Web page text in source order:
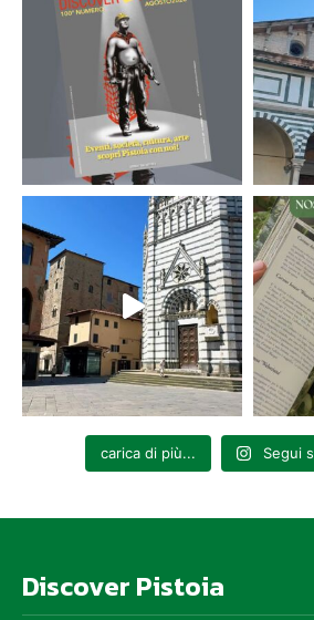
carica di più... Segui
Discover Pistoia